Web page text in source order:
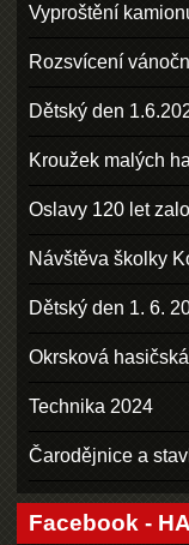
Vyproštění
Rozsvícení
Dětský den
Kroužek malých
Oslavy 120 let
Návštěva školky
Dětský den 1. 6.
Okrsková
Technika 2024
Čarodějnice a
Facebook -